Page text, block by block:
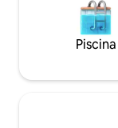
Piscina